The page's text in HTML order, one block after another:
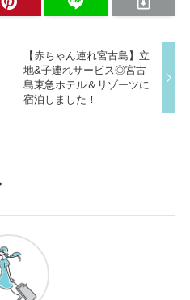
【赤ちゃん連れ宮古島】立
地&子連れサービス◎宮古
島東急ホテル＆リゾーツに
宿泊しました！